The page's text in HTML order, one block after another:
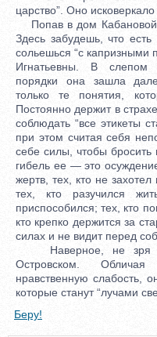
царство”. Оно
Попав в дом
Здесь забудешь, что есть
сольешься “с
Игнатьевны. В слепом
порядки она зашла
только те понятия,
Постоянно держит в
соблюдать “все этикеты
при этом считая себя
себе силы, чтобы бросить
гибель ее — это
жертв, тех, кто не
тех, кто разучился
приспособился; тех, кто
кто крепко держится за
силах и не видит перед
Наверное, не зря
Островском. Обличая
нравственную слабость,
которые станут “лучами
Беру!